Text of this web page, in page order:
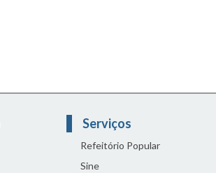
Serviços
Refeitório Popular
Sine